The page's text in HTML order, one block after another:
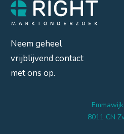
Neem geheel
vrijblijvend contact
met ons op.
8011 CN